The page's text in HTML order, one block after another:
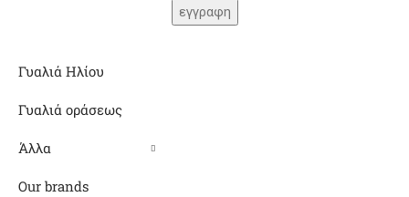
Γυαλιά Ηλίου
Γυαλιά οράσεως
Άλλα
Our brands